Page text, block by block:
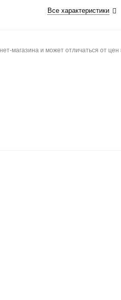
Все характеристики
магазина и может отличаться от